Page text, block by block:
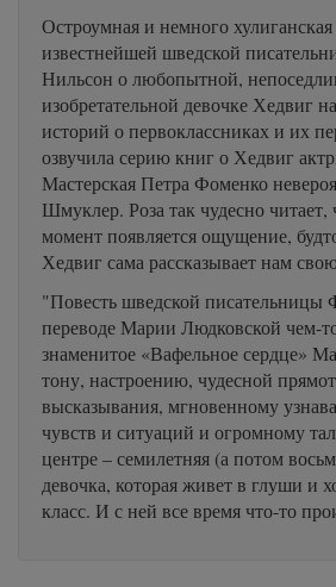
Остроумная и немного
известнейшей шведской
Нильсон о любопытной,
изобретательной девочке Хедвиг
историй о первоклассниках и их
озвучила серию книг о Хедвиг
Мастерская Петра Фоменко
Шмуклер. Роза так чудесно читает,
момент появляется ощущение,
Хедвиг сама рассказывает нам
"Повесть шведской
переводе Марии Людковской чем-
знаменитое «Вафельное сердце»
тону, настроению, чудесной
высказывания, мгновенному
чувств и ситуаций и огромному
центре – семилетняя (а потом
девочка, которая живет в глуши и
класс. И с ней все время что-то